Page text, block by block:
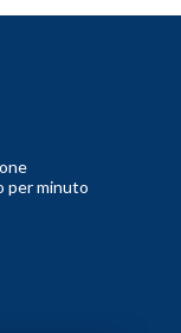
per minuto